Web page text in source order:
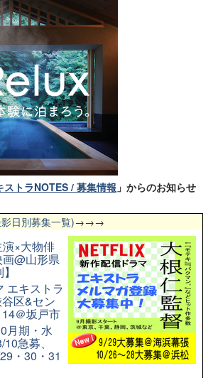
ストラNOTES / 募集情報 」からのお知らせ
日別募集一覧)→→→
×大物俳
@山形県
エキストラ
区&セン
＠坂戸市
月期・水
急募、
・30・31